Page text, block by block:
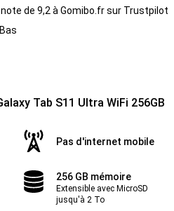
de 9,2 à Gomibo.fr sur Trustpilot
Tab S11 Ultra WiFi 256GB
Pas d'internet mobile
256 GB mémoire
Extensible avec MicroSD
jusqu'à 2 To